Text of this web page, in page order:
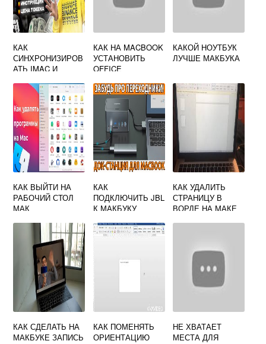
КАК
СИНХРОНИЗИРОВ
АТЬ IMAC И
КАК НА MACBOOK
УСТАНОВИТЬ
OFFICE
КАКОЙ НОУТБУК
ЛУЧШЕ МАКБУКА
КАК ВЫЙТИ НА
РАБОЧИЙ СТОЛ
МАК
КАК
ПОДКЛЮЧИТЬ JBL
К МАКБУКУ
КАК УДАЛИТЬ
СТРАНИЦУ В
ВОРДЕ НА МАКЕ
КАК СДЕЛАТЬ НА
МАКБУКЕ ЗАПИСЬ
КАК ПОМЕНЯТЬ
ОРИЕНТАЦИЮ
НЕ ХВАТАЕТ
МЕСТА ДЛЯ